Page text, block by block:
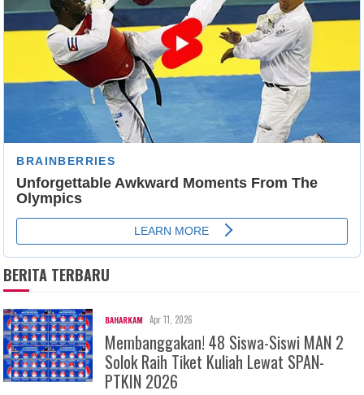
BERITA TERBARU
BAHARKAM Apr 11, 2026
Membanggakan! 48 Siswa-Siswi MAN 2
Solok Raih Tiket Kuliah Lewat SPAN-
PTKIN 2026